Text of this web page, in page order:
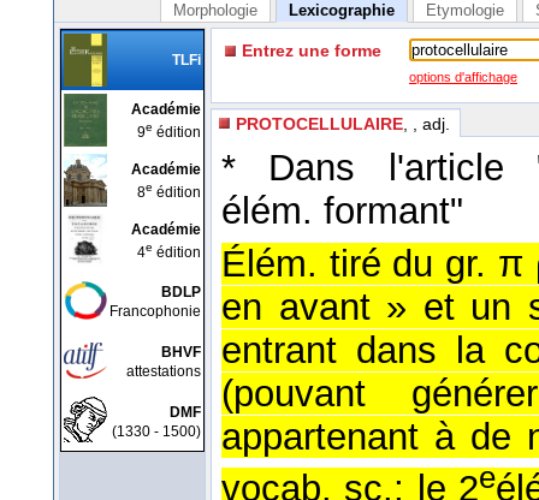
Morphologie Lexicographie Etymologie
TLFi
Académie
9e édition
Académie
8e édition
Académie
4e édition
BDLP
Francophonie
BHVF
attestations
DMF
(1330 - 1500)
Entrez une forme
options d'affichage
PROTOCELLULAIRE , , adj.
* Dans l'article
élém. formant"
Élém. tiré du gr.
en avant » et un
entrant dans la
(pouvant
appartenant à de
vocab. sc.; le 2e